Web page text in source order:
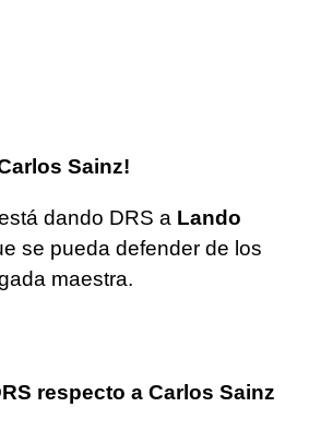
Sainz!
dando DRS a Lando
se pueda defender de los
maestra.
respecto a Carlos Sainz